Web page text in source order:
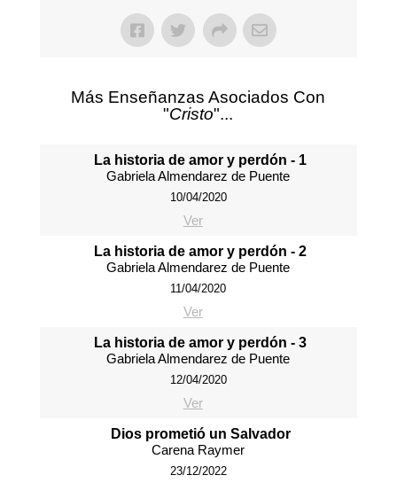
Más Enseñanzas Asociados Con
"Cristo"...
La historia de amor y perdón - 1
Gabriela Almendarez de Puente
10/04/2020
Ver
La historia de amor y perdón - 2
Gabriela Almendarez de Puente
11/04/2020
Ver
La historia de amor y perdón - 3
Gabriela Almendarez de Puente
12/04/2020
Ver
Dios prometió un Salvador
Carena Raymer
23/12/2022